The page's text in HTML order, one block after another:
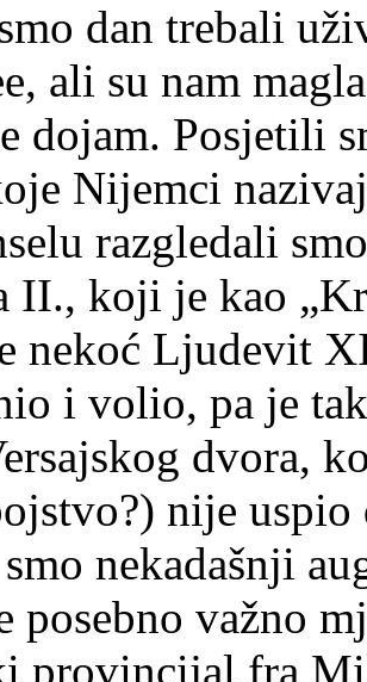
dan trebali
ali su nam
dojam. Posjetili
Nijemci
razgledali
II., koji je kao
nekoć Ljudevit
i volio, pa je
dvora,
nije
nekadašnji
posebno važno
provincijal fra